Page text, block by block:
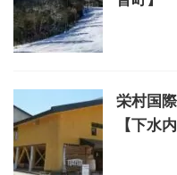
栄村国
【下水